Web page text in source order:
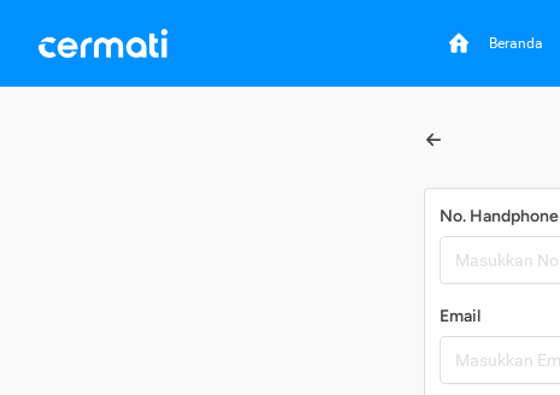
Beranda
No. Handphone
Email